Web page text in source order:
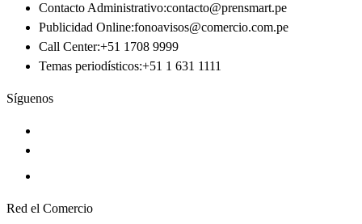
Contacto Administrativo:contacto@prensmart.pe
Publicidad Online:fonoavisos@comercio.com.pe
Call Center:+51 1708 9999
Temas periodísticos:+51 1 631 1111
Síguenos
Red el Comercio